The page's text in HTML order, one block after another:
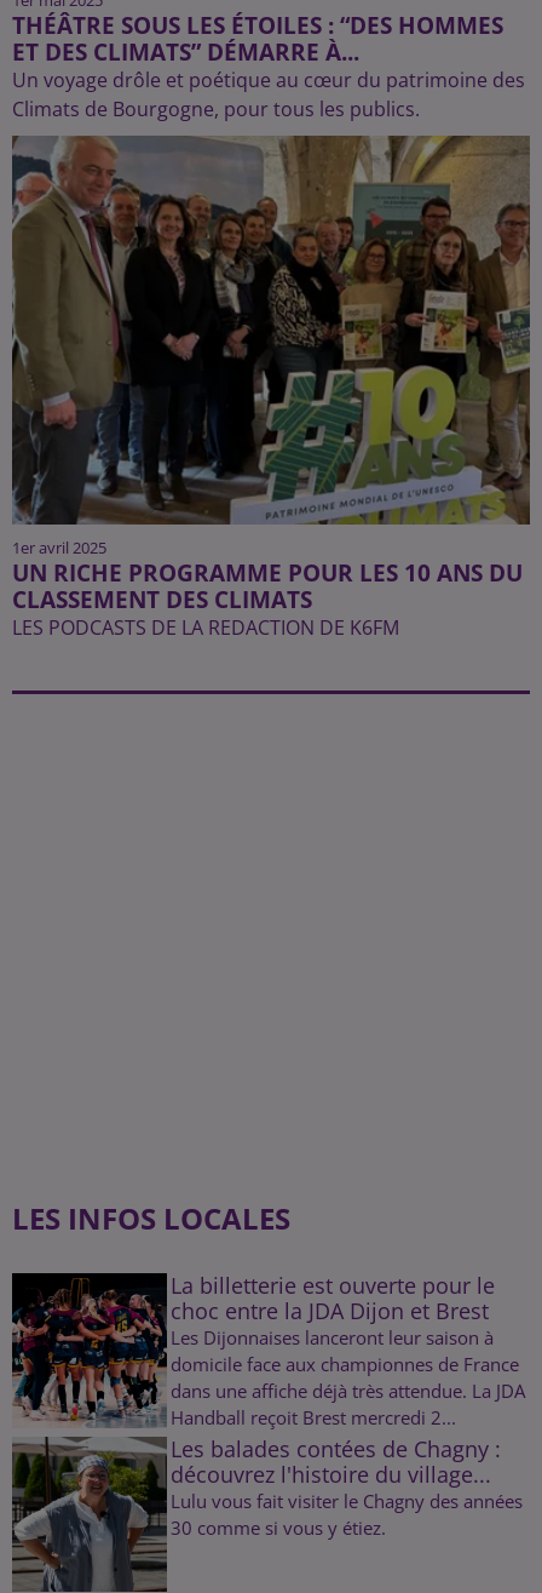
THÉÂTRE SOUS LES ÉTOILES : “DES HOMMES
ET DES CLIMATS” DÉMARRE À...
Un voyage drôle et poétique au cœur du patrimoine des
Climats de Bourgogne, pour tous les publics.
1er avril 2025
UN RICHE PROGRAMME POUR LES 10 ANS DU
CLASSEMENT DES CLIMATS
LES PODCASTS DE LA REDACTION DE K6FM
LES INFOS LOCALES
La billetterie est ouverte pour le
choc entre la JDA Dijon et Brest
Les Dijonnaises lanceront leur saison à
domicile face aux championnes de France
dans une affiche déjà très attendue. La JDA
Handball reçoit Brest mercredi 2...
Les balades contées de Chagny :
découvrez l'histoire du village...
Lulu vous fait visiter le Chagny des années
30 comme si vous y étiez.